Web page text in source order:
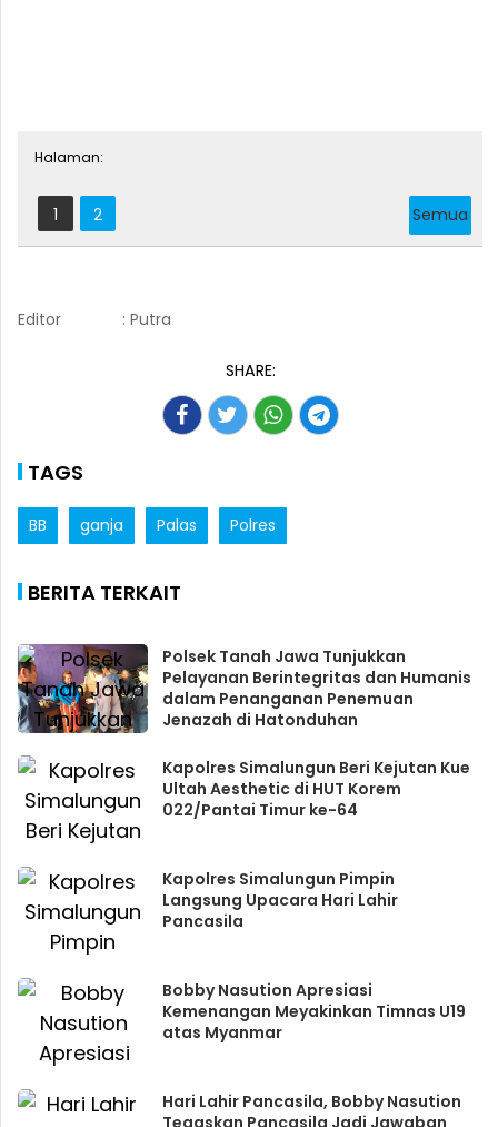
Halaman:
1 2 Semua
Editor : Putra
SHARE:
TAGS
BB ganja Palas Polres
BERITA TERKAIT
Polsek Tanah Jawa Tunjukkan
Pelayanan Berintegritas dan Humanis
dalam Penanganan Penemuan
Jenazah di Hatonduhan
Kapolres Simalungun Beri Kejutan Kue
Ultah Aesthetic di HUT Korem
022/Pantai Timur ke-64
Kapolres Simalungun Pimpin
Langsung Upacara Hari Lahir
Pancasila
Bobby Nasution Apresiasi
Kemenangan Meyakinkan Timnas U19
atas Myanmar
Hari Lahir Pancasila, Bobby Nasution
Tegaskan Pancasila Jadi Jawaban